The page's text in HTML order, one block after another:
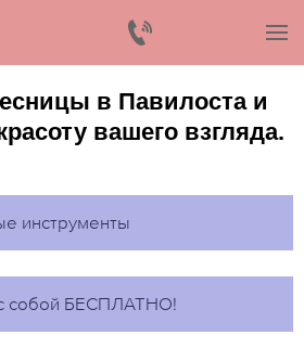
в Павилоста и
вашего взгляда.
инструменты
собой БЕСПЛАТНО!